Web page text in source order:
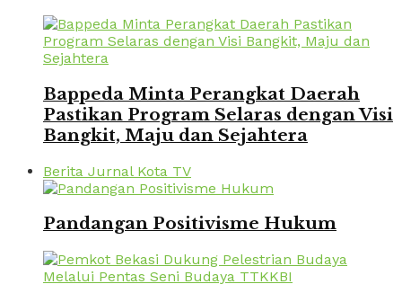
Bappeda Minta Perangkat Daerah
Pastikan Program Selaras dengan Visi
Bangkit, Maju dan Sejahtera
Berita Jurnal Kota TV
Pandangan Positivisme Hukum